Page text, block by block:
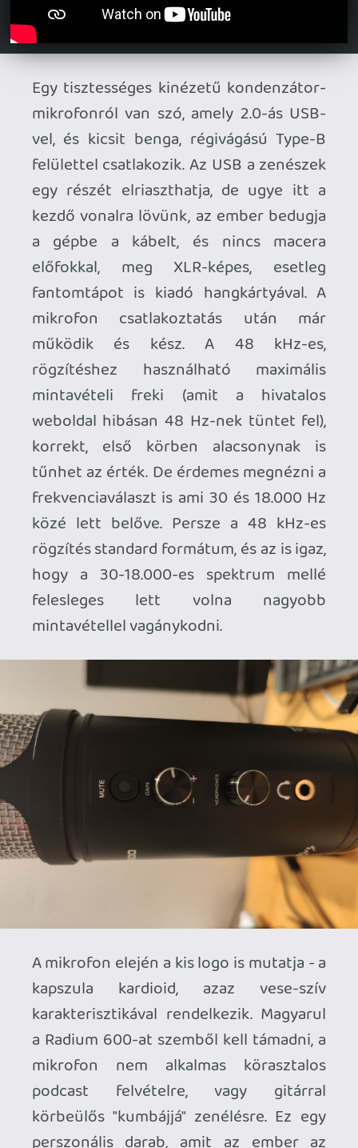
korrekt, első körben alacsonynak is
tűnhet az érték. De érdemes megnézni a
frekvenciaválaszt is ami 30 és 18.000 Hz
rögzítés standard formátum, és az is igaz,
hogy a 30-18.000-es spektrum mellé
felesleges lett volna nagyobb
mintavétellel vagánykodni.
A mikrofon elején a kis logo is mutatja - a
kapszula kardioid, azaz vese-szív
karakterisztikával rendelkezik. Magyarul
a Radium 600-at szemből kell támadni, a
mikrofon nem alkalmas körasztalos
podcast felvételre, vagy gitárral
körbeülős "kumbájjá" zenélésre. Ez egy
perszonális darab, amit az ember az
asztalon maga elé pakol, és szemből
igyekszik beleduruzsolni. Ehhez pedig
van segítség a tervezők részéről -
ugyanis a mikrofon állványa és extra
felszereltsége meglepően jó. Egy masszív,
mikrofontömeget. A vaskos talpazat
ráadásul kis filcszerű gyűrűt kapott,
amivel az asztalon keletkező akusztikus
zajokat tompíthatjuk, így azok kevésbé
csatolódnak fel az erre érzékeny
kapszulába. A mikrofon oldalán gain és
hangerő állítható, valamint kis jackkel
csatlakoztathatjuk hozzá a
fejhallgatónkat. A mute gomb azonnali
némítást tesz lehetővé, a potik lötyögős
mivolta az olcsóbb hang- hardverekre
jellemző megoldásként hirdeti a Radium
600 lakossági pozícióját.
táskával érkezik, ami a szállítást és
tárolást is nagyban megkönnyíti. A tok
inkább szép, mint mondjuk klasszikus